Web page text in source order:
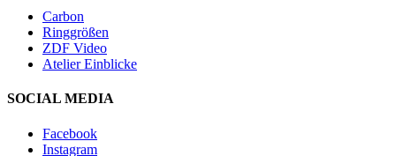
Carbon
Ringgrößen
ZDF Video
Atelier Einblicke
SOCIAL MEDIA
Facebook
Instagram